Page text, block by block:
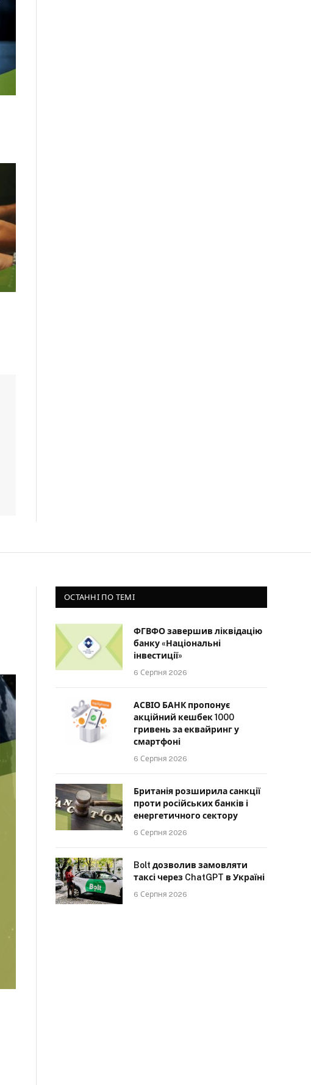
ОСТАННІ ПО ТЕМІ
ФГВФО завершив ліквідацію
банку «Національні
інвестиції»
6 Серпня 2026
АСВІО БАНК пропонує
акційний кешбек 1000
гривень за еквайринг у
смартфоні
6 Серпня 2026
Британія розширила санкції
проти російських банків і
енергетичного сектору
6 Серпня 2026
Bolt дозволив замовляти
таксі через ChatGPT в Україні
6 Серпня 2026